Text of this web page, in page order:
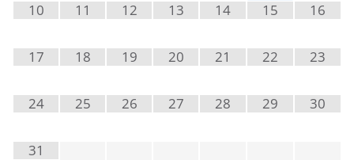
10 11 12 13 14 15 16
17 18 19 20 21 22 23
24 25 26 27 28 29 30
31